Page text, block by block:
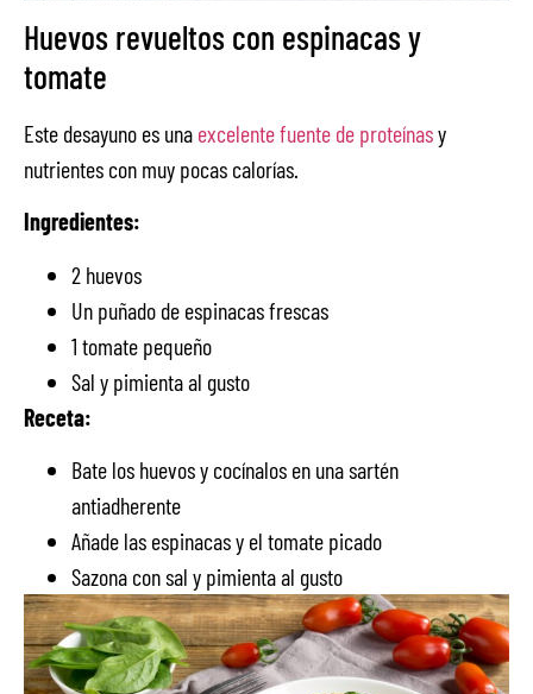
Huevos revueltos con espinacas y
tomate
Este desayuno es una excelente fuente de proteínasy
nutrientes con muy pocas calorías.
Ingredientes:
2 huevos
Un puñado de espinacas frescas
1 tomate pequeño
Sal y pimienta al gusto
Receta:
Bate los huevos y cocínalos en una sartén
antiadherente
Añade las espinacas y el tomate picado
Sazona con sal y pimienta al gusto